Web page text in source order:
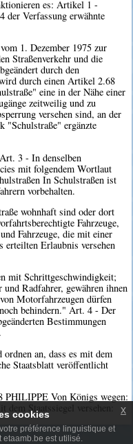
es: Artikel 1 -
der Verfassung erwähnte
1. Dezember 1975 zur
Straßenverkehr und die
durch den
durch einen Artikel 2.68
eine in der Nähe einer
zeitweilig und zu
versehen sind, an der
"Schulstraße" ergänzte
3 - In denselben
mit folgendem Wortlaut
In Schulstraßen ist
vorbehalten.
wohnhaft sind oder dort
Fahrzeuge,
Fahrzeuge, die mit einer
erteilten Erlaubnis versehen
mit Schrittgeschwindigkeit;
Radfahrer, gewähren ihnen
Motorfahrzeugen dürfen
behindern." Art. 4 - Der
Bestimmungen
an, dass es mit dem
Staatsblatt veröffentlicht
PHILIPPE Von Königs wegen:
Staatssiegel versehen:
cookies
préférence linguistique et
etaamb.be est utilisé.
x